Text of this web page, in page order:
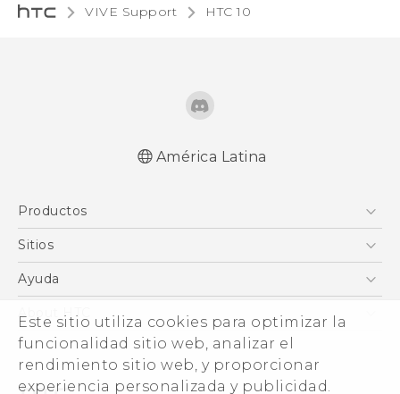
Este sitio utiliza cookies para optimizar la
funcionalidad sitio web, analizar el
rendimiento sitio web, y proporcionar
experiencia personalizada y publicidad.
VIVE Support HTC 10‎
seguridad
English - Safety and regulatory guide
América Latina
Productos
5G
EXODUS
VIVE
VIVEPORT
Sitios
HTC Desarrollo
VIVE
Ayuda
About HTC
ESG
Seguridad del producto